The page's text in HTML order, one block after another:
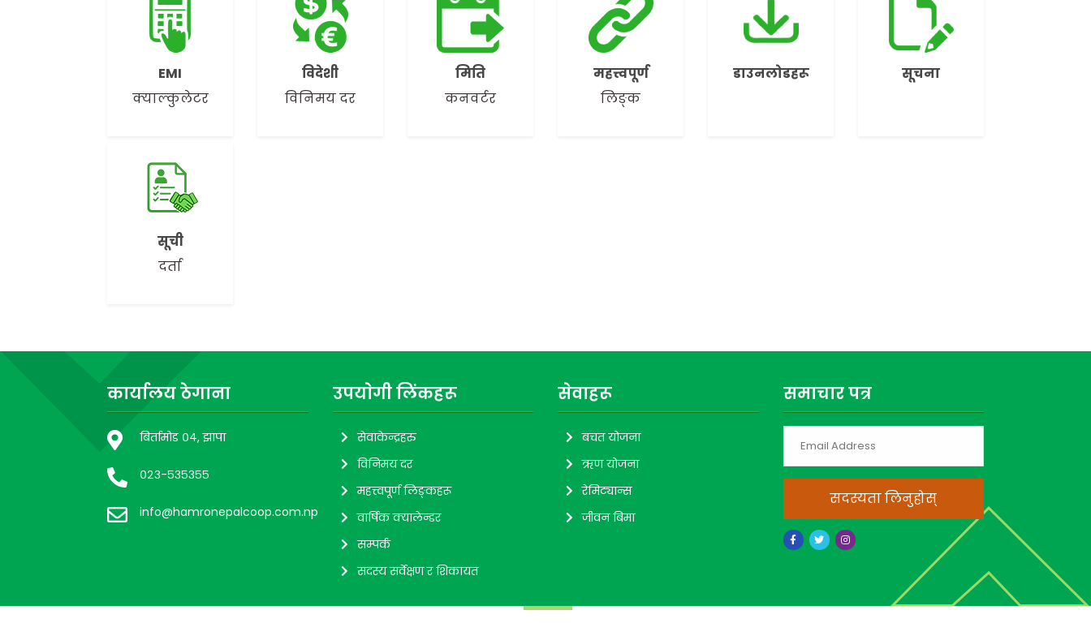
EMI
क्याल्कुलेटर
विदेशी
विनिमय दर
मिति
कनवर्टर
महत्त्वपूर्ण
लिङ्क
डाउनलोडहरू सूचना
सूची
दर्ता
कार्यालय ठेगाना
बिर्तामोड ०४, झापा
०२३-५३५३५५
info@hamronepalcoop.com.np
उपयाेगी लिंकहरू
सेवाकेन्द्रहरु
विनिमय दर
महत्त्वपूर्ण लिङ्कहरू
वार्षिक क्यालेन्डर
सम्पर्क
सदस्य सर्वेक्षण र शिकायत
सेवाहरू
बचत योजना
ऋण योजना
रेमिट्यान्स
जीवन बिमा
समाचार पत्र
सदस्यता लिनुहोस्